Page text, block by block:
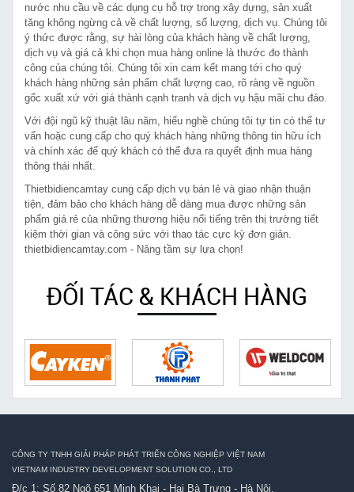
nước nhu cầu về các dụng cụ hỗ trợ trong xây dựng, sản xuất
tăng không ngừng cả về chất lượng, số lượng, dịch vụ. Chúng tôi
ý thức được rằng, sự hài lòng của khách hàng về chất lượng,
dịch vụ và giá cả khi chọn mua hàng online là thước đo thành
công của chúng tôi. Chúng tôi xin cam kết mang tới cho quý
khách hàng những sản phẩm chất lượng cao, rõ ràng về nguồn
gốc xuất xứ với giá thành cạnh tranh và dịch vụ hậu mãi chu đáo.
Với đội ngũ kỹ thuật lâu năm, hiểu nghề chúng tôi tự tin có thể tư
vấn hoặc cung cấp cho quý khách hàng những thông tin hữu ích
và chính xác để quý khách có thể đưa ra quyết định mua hàng
thông thái nhất.
Thietbidiencamtay cung cấp dịch vụ bán lẻ và giao nhận thuận
tiện, đảm bảo cho khách hàng dễ dàng mua được những sản
phẩm giá rẻ của những thương hiệu nổi tiếng trên thị trường tiết
kiệm thời gian và công sức với thao tác cực kỳ đơn giản.
thietbidiencamtay.com - Nâng tầm sự lựa chọn!
ĐỐI TÁC & KHÁCH HÀNG
CÔNG TY TNHH GIẢI PHÁP PHÁT TRIỂN CÔNG NGHIỆP VIỆT NAM
VIETNAM INDUSTRY DEVELOPMENT SOLUTION CO., LTD
Đ/c 1: Số 82 Ngõ 651 Minh Khai - Hai Bà Trưng - Hà Nội.